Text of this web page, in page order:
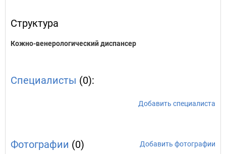
Структура
Кожно-венерологический диспансер
Специалисты (0):
Добавить специалиста
Фотографии (0) Добавить фотографии